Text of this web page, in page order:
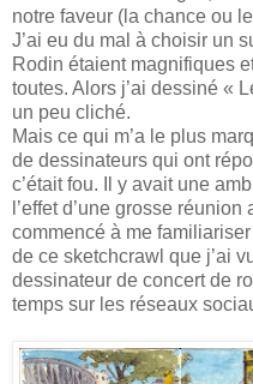
notre faveur (la chance ou
J’ai eu du mal à choisir un
Rodin étaient magnifiques
toutes. Alors j’ai dessiné «
un peu cliché.
Mais ce qui m’a le plus
de dessinateurs qui ont
c’était fou. Il y avait une
l’effet d’une grosse
commencé à me
de ce sketchcrawl que j’ai
dessinateur de concert de
temps sur les réseaux